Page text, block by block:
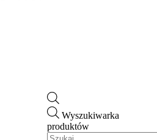
Wyszukiwarka
produktów